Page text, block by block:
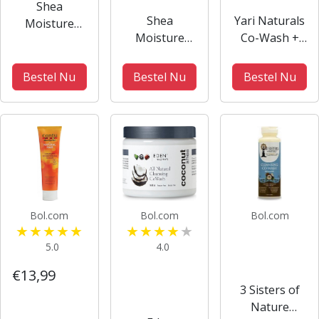
Shea
Moisture
Wash
Conditoning
ml
Bestel Nu
Shea
Moisture
Hibiscus Co-
Wash
Conditioning
Cleanser 354
ml
Bestel Nu
Yari Naturals
Co-Wash +
Activator
Cream set
Bestel Nu
Bol.com
5.0
€13,99
Bol.com
4.0
Bol.com
3 Sisters of
Nature